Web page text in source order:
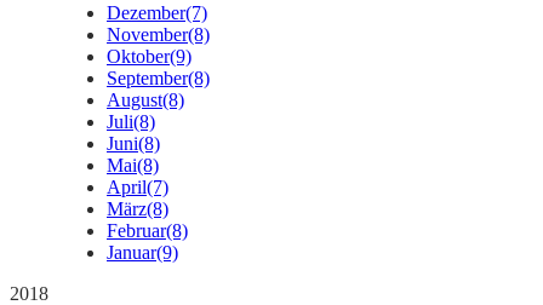
Dezember(7)
November(8)
Oktober(9)
September(8)
August(8)
Juli(8)
Juni(8)
Mai(8)
April(7)
März(8)
Februar(8)
Januar(9)
2018